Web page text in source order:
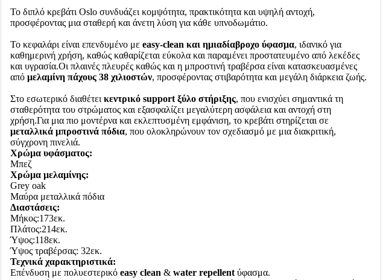
Το διπλό κρεβάτι Oslo συνδυάζει κομψότητα, πρακτικότητα και υψηλή αντοχή,
προσφέροντας μια σταθερή και άνετη λύση για κάθε υπνοδωμάτιο.
Το κεφαλάρι είναι επενδυμένο με easy-clean και ημιαδίαβροχο ύφασμα, ιδανικό για
καθημερινή χρήση, καθώς καθαρίζεται εύκολα και παραμένει προστατευμένο από λεκέδες
και υγρασία.Οι πλαινές πλευρές καθώς και η μπροστινή τραβέρσα είναι κατασκευασμένες
από μελαμίνη πάχους 38 χιλιοστών, προσφέροντας στιβαρότητα και μεγάλη διάρκεια ζωής.
Στο εσωτερικό διαθέτει κεντρικό support ξύλο στήριξης, που ενισχύει σημαντικά τη
σταθερότητα του στρώματος και εξασφαλίζει μεγαλύτερη ασφάλεια και αντοχή στη
χρήση.Για μια πιο μοντέρνα και εκλεπτυσμένη εμφάνιση, το κρεβάτι στηρίζεται σε
μεταλλικά μπροστινά πόδια, που ολοκληρώνουν τον σχεδιασμό με μια διακριτική,
σύγχρονη πινελιά.
Χρώμα υφάσματος:
Μπεζ
Χρώμα μελαμίνης:
Grey oak
Μαύρα μεταλλικά πόδια
Διαστάσεις:
Μήκος:173εκ.
Πλάτος:214εκ.
Ύψος:118εκ.
Ύψος τραβέρσας: 32εκ.
Τεχνικά χαρακτηριστικά:
Επένδυση με πολυεστερικό easy clean & water repellentύφασμα.